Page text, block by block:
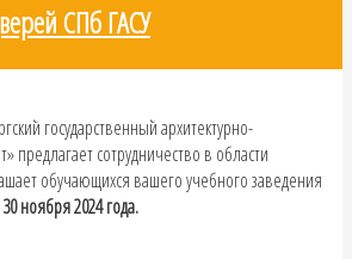
СПб ГАСУ
государственный архитектурно-
предлагает сотрудничество в области
обучающихся вашего учебного заведения
30 ноября 2024 года.